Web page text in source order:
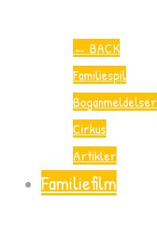
← BACK
Familiespil
Boganmeldelser
Cirkus
Artikler
Familiefilm